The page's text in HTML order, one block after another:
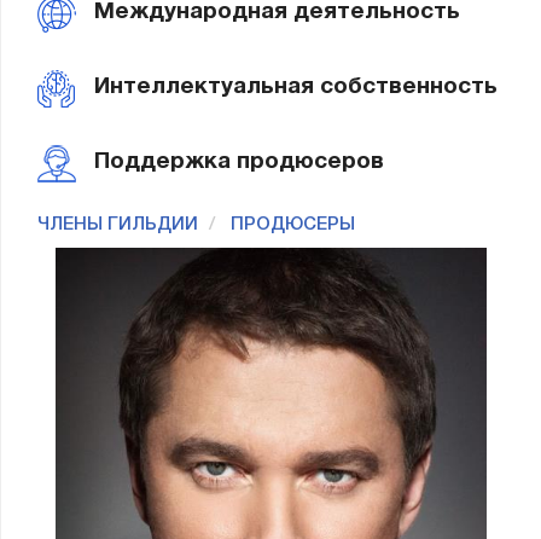
Международная деятельность
Интеллектуальная собственность
Поддержка продюсеров
ЧЛЕНЫ ГИЛЬДИИ ПРОДЮСЕРЫ